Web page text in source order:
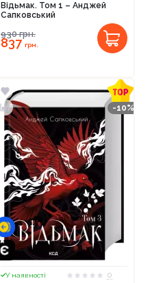
Відьмак. Том 1 – Анджей
Сапковський
930грн.
837грн.
-10%
У наявності
0